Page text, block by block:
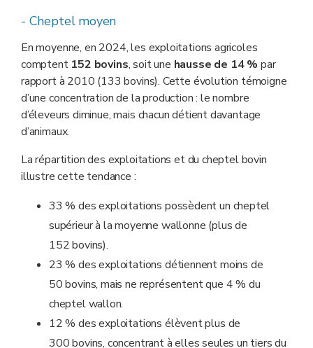
manière constante. Toutefois, ces dernières années, le
rythme de la baisse du nombre total de détenteurs —
qu’ils soient spécialisés en production laitière ou en
élevage viandeux — semble ralentir.
- Cheptel moyen
En moyenne, en 2024, les exploitations agricoles
comptent 152 bovins, soit une hausse de 14 % par
rapport à 2010 (133 bovins). Cette évolution témoigne
d’une concentration de la production : le nombre
d’éleveurs diminue, mais chacun détient davantage
d’animaux.
La répartition des exploitations et du cheptel bovin
illustre cette tendance :
33 % des exploitations possèdent un cheptel
supérieur à la moyenne wallonne (plus de
152bovins).
23 % des exploitations détiennent moins de
50 bovins, mais ne représentent que 4% du
cheptel wallon.
12 % des exploitations élèvent plus de
300bovins, concentrant à elles seules un tiers du